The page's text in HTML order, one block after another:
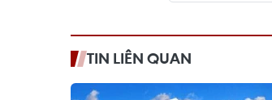
TIN LIÊN QUAN